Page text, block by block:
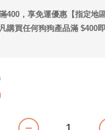
400，享免運優惠【指定地區
購買任何狗狗產品滿 $400